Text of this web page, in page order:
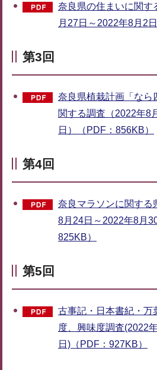
奈良県の住まいに関す
月27日～2022年8月2
第3回
奈良県植栽計画「なら
関する調査（2022年8
日）（PDF：856KB）
第4回
奈良マラソンに関する
8月24日～2022年8月
825KB）
第5回
古事記・日本書紀・万
度、興味度調査(2022
日)（PDF：927KB）